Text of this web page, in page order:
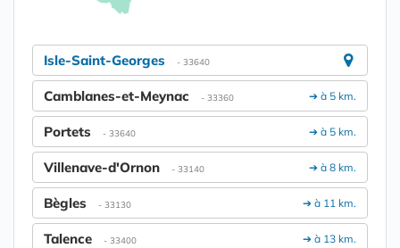
Isle-Saint-Georges - 33640
➔ à 5 km.
Camblanes-et-Meynac - 33360
➔ à 5 km.
Portets - 33640
➔ à 8 km.
Villenave-d'Ornon - 33140
➔ à 11 km.
Bègles - 33130
➔ à 13 km.
Talence - 33400